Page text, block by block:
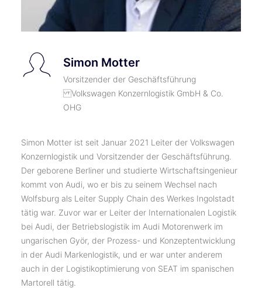
Simon Motter
Vorsitzender der Geschäftsführung
Volkswagen Konzernlogistik GmbH & Co.
OHG
Simon Motter ist seit Januar 2021 Leiter der Volkswagen
Konzernlogistik und Vorsitzender der Geschäftsführung.
Der geborene Berliner und studierte Wirtschaftsingenieur
kommt von Audi, wo er bis zu seinem Wechsel nach
Wolfsburg als Leiter Supply Chain des Werkes Ingolstadt
tätig war. Zuvor war er Leiter der Internationalen Logistik
bei Audi, der Betriebslogistik im Audi Motorenwerk im
ungarischen Györ, der Prozess- und Konzeptentwicklung
in der Audi Markenlogistik, und er war unter anderem
auch in der Logistikoptimierung von SEAT im spanischen
Martorell tätig.